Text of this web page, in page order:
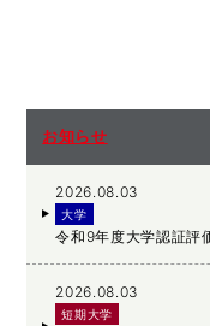
お知らせ
2026.08.03
大学
令和9年度大学認証評
2026.08.03
短期大学